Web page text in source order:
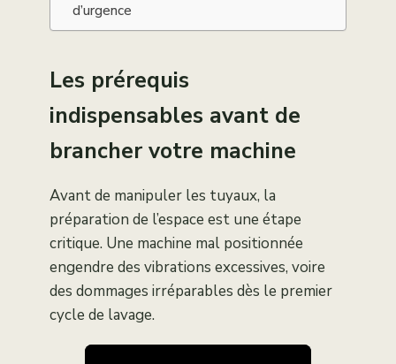
d’urgence
Les prérequis
indispensables avant de
brancher votre machine
Avant de manipuler les tuyaux, la
préparation de l’espace est une étape
critique. Une machine mal positionnée
engendre des vibrations excessives, voire
des dommages irréparables dès le premier
cycle de lavage.